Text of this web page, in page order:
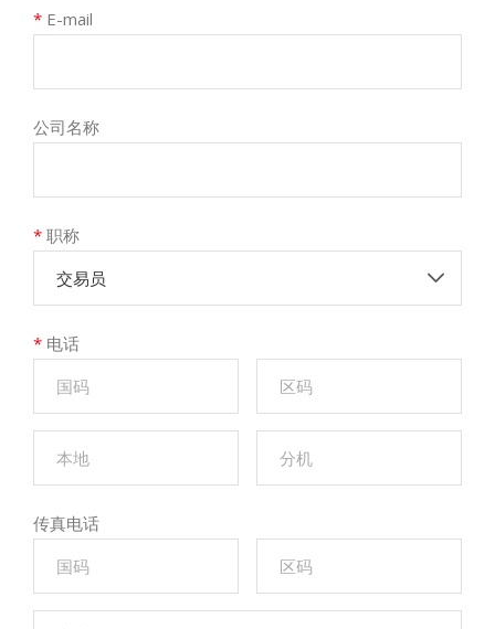
* E-mail
公司名称
* 职称
交易员
* 电话
传真电话